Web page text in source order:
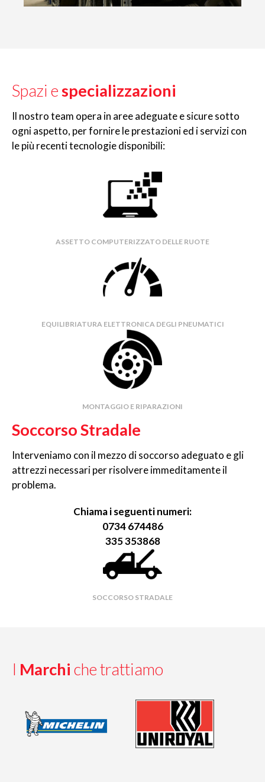
Spazi especializzazioni
Il nostro team opera in aree adeguate e sicure sotto
ogni aspetto, per fornire le prestazioni ed i servizi con
le più recenti tecnologie disponibili:
ASSETTO COMPUTERIZZATO DELLE RUOTE
EQUILIBRIATURA ELETTRONICA DEGLI PNEUMATICI
MONTAGGIO E RIPARAZIONI
Soccorso Stradale
Interveniamo con il mezzo di soccorso adeguato e gli
attrezzi necessari per risolvere immeditamente il
problema.
Chiama i seguenti numeri:
0734 674486
335 353868
SOCCORSO STRADALE
I Marchi che trattiamo